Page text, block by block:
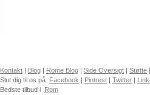
Kontakt | Blog | Rome Blog | Side Oversigt | Støtte |
Slut dig til os på Facebook | Pintrest | Twitter |
Bedste tilbud i Rom